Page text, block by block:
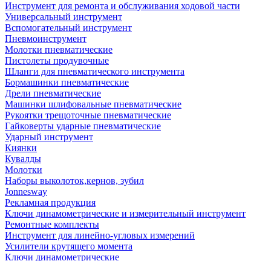
Инструмент для ремонта и обслуживания ходовой части
Универсальный инструмент
Вспомогательный инструмент
Пневмоинструмент
Молотки пневматические
Пистолеты продувочные
Шланги для пневматического инструмента
Бормашинки пневматические
Дрели пневматические
Машинки шлифовальные пневматические
Рукоятки трещоточные пневматические
Гайковерты ударные пневматические
Ударный инструмент
Киянки
Кувалды
Молотки
Наборы выколоток,кернов, зубил
Jonnesway
Рекламная продукция
Ключи динамометрические и измерительный инструмент
Ремонтные комплекты
Инструмент для линейно-угловых измерений
Усилители крутящего момента
Ключи динамометрические